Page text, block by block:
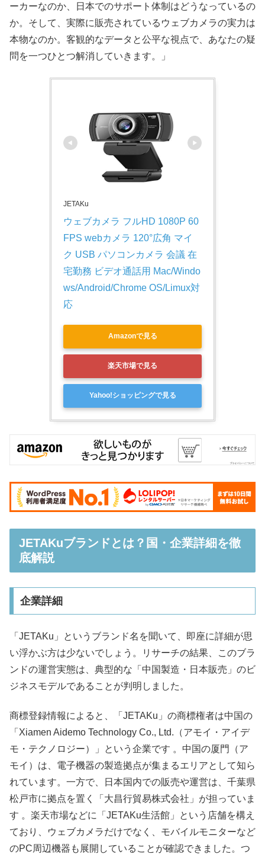
ーカーなのか、日本でのサポート体制はどうなっているの
か。そして、実際に販売されているウェブカメラの実力は
本物なのか。客観的なデータと公平な視点で、あなたの疑
問を一つひとつ解消していきます。」
JETAKu
ウェブカメラ フルHD 1080P 60
FPS webカメラ 120°広角 マイ
ク USB パソコンカメラ 会議 在
宅勤務 ビデオ通話用 Mac/Windo
ws/Android/Chrome OS/Limux対
応
Amazonで見る
楽天市場で見る
Yahoo!ショッピングで見る
JETAKuブランドとは？国・企業詳細を徹
底解説
企業詳細
「JETAKu」というブランド名を聞いて、即座に詳細が思
い浮かぶ方は少ないでしょう。リサーチの結果、このブラ
ンドの運営実態は、典型的な「中国製造・日本販売」のビ
ジネスモデルであることが判明しました。
商標登録情報によると、「JETAKu」の商標権者は中国の
「Xiamen Aidemo Technology Co., Ltd.（アモイ・アイデ
モ・テクノロジー）」という企業です 。中国の厦門（ア
モイ）は、電子機器の製造拠点が集まるエリアとして知ら
れています。一方で、日本国内での販売や運営は、千葉県
松戸市に拠点を置く「大昌行貿易株式会社」が担っていま
す 。楽天市場などに「JETAKu生活館」という店舗を構え
ており、ウェブカメラだけでなく、モバイルモニターなど
のPC周辺機器も展開していることが確認できました。つ